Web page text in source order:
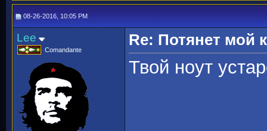
08-26-2016, 10:05 PM
Lee
Comandante
Re: Потянет мой
Твой ноут